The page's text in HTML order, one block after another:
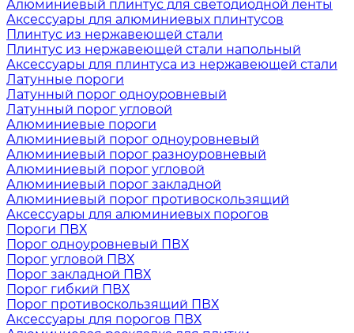
Алюминиевый плинтус для светодиодной ленты
Аксессуары для алюминиевых плинтусов
Плинтус из нержавеющей стали
Плинтус из нержавеющей стали напольный
Аксессуары для плинтуса из нержавеющей стали
Латунные пороги
Латунный порог одноуровневый
Латунный порог угловой
Алюминиевые пороги
Алюминиевый порог одноуровневый
Алюминиевый порог разноуровневый
Алюминиевый порог угловой
Алюминиевый порог закладной
Алюминиевый порог противоскользящий
Аксессуары для алюминиевых порогов
Пороги ПВХ
Порог одноуровневый ПВХ
Порог угловой ПВХ
Порог закладной ПВХ
Порог гибкий ПВХ
Порог противоскользящий ПВХ
Аксессуары для порогов ПВХ